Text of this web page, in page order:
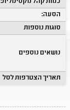
הסעה:
סוגות נוספות
נושאים נוספים
תאריך הצטרפות לסל